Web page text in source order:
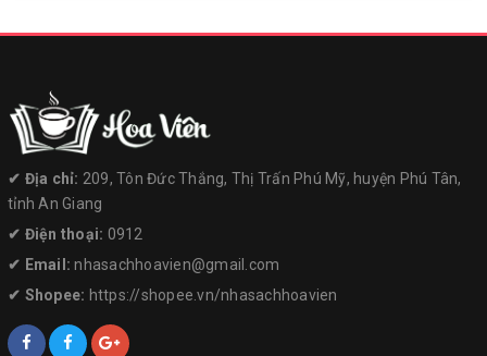
✔︎ Địa chỉ: 209, Tôn Đức Thắng, Thị Trấn Phú Mỹ, huyện Phú Tân,
tỉnh An Giang
✔︎ Điện thoại: 0912
✔︎ Email:nhasachhoavien@gmail.com
✔︎ Shopee: https://shopee.vn/nhasachhoavien